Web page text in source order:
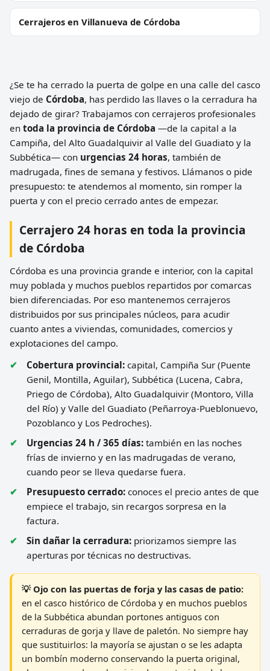
Cerrajeros en Villanueva de Córdoba
¿Se te ha cerrado la puerta de golpe en una calle del casco
viejo de Córdoba, has perdido las llaves o la cerradura ha
dejado de girar? Trabajamos con cerrajeros profesionales
en toda la provincia de Córdoba —de la capital a la
Campiña, del Alto Guadalquivir al Valle del Guadiato y la
Subbética— con urgencias 24 horas, también de
madrugada, fines de semana y festivos. Llámanos o pide
presupuesto: te atendemos al momento, sin romper la
puerta y con el precio cerrado antes de empezar.
Cerrajero 24 horas en toda la provincia
de Córdoba
Córdoba es una provincia grande e interior, con la capital
muy poblada y muchos pueblos repartidos por comarcas
bien diferenciadas. Por eso mantenemos cerrajeros
distribuidos por sus principales núcleos, para acudir
cuanto antes a viviendas, comunidades, comercios y
explotaciones del campo.
Cobertura provincial: capital, Campiña Sur (Puente
Genil, Montilla, Aguilar), Subbética (Lucena, Cabra,
Priego de Córdoba), Alto Guadalquivir (Montoro, Villa
del Río) y Valle del Guadiato (Peñarroya-Pueblonuevo,
Pozoblanco y Los Pedroches).
Urgencias 24 h / 365 días: también en las noches
frías de invierno y en las madrugadas de verano,
cuando peor se lleva quedarse fuera.
Presupuesto cerrado: conoces el precio antes de que
empiece el trabajo, sin recargos sorpresa en la
factura.
Sin dañar la cerradura: priorizamos siempre las
aperturas por técnicas no destructivas.
💡 Ojo con las puertas de forja y las casas de patio:
en el casco histórico de Córdoba y en muchos pueblos
de la Subbética abundan portones antiguos con
cerraduras de gorja y llave de paletón. No siempre hay
que sustituirlos: la mayoría se ajustan o se les adapta
un bombín moderno conservando la puerta original,